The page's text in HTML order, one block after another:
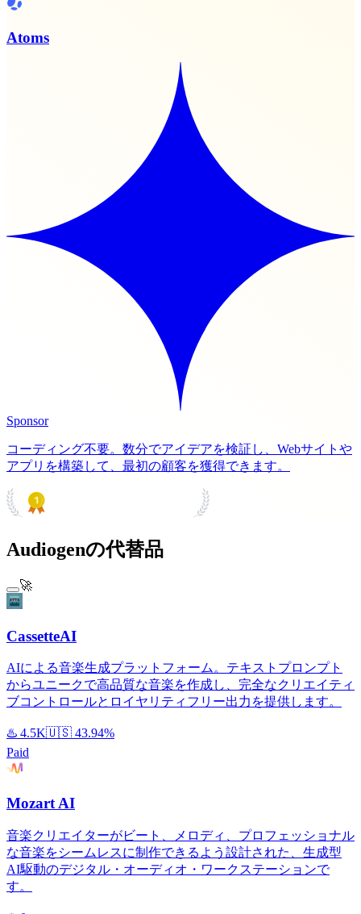
Atoms
Sponsor
コーディング不要。数分でアイデアを検証し、Webサイトや
アプリを構築して、最初の顧客を獲得できます。
Audiogenの代替品
🚀
CassetteAI
AIによる音楽生成プラットフォーム。テキストプロンプト
からユニークで高品質な音楽を作成し、完全なクリエイティ
ブコントロールとロイヤリティフリー出力を提供します。
♨️ 4.5K🇺🇸 43.94%
Paid
Mozart AI
音楽クリエイターがビート、メロディ、プロフェッショナル
な音楽をシームレスに制作できるよう設計された、生成型
AI駆動のデジタル・オーディオ・ワークステーションで
す。